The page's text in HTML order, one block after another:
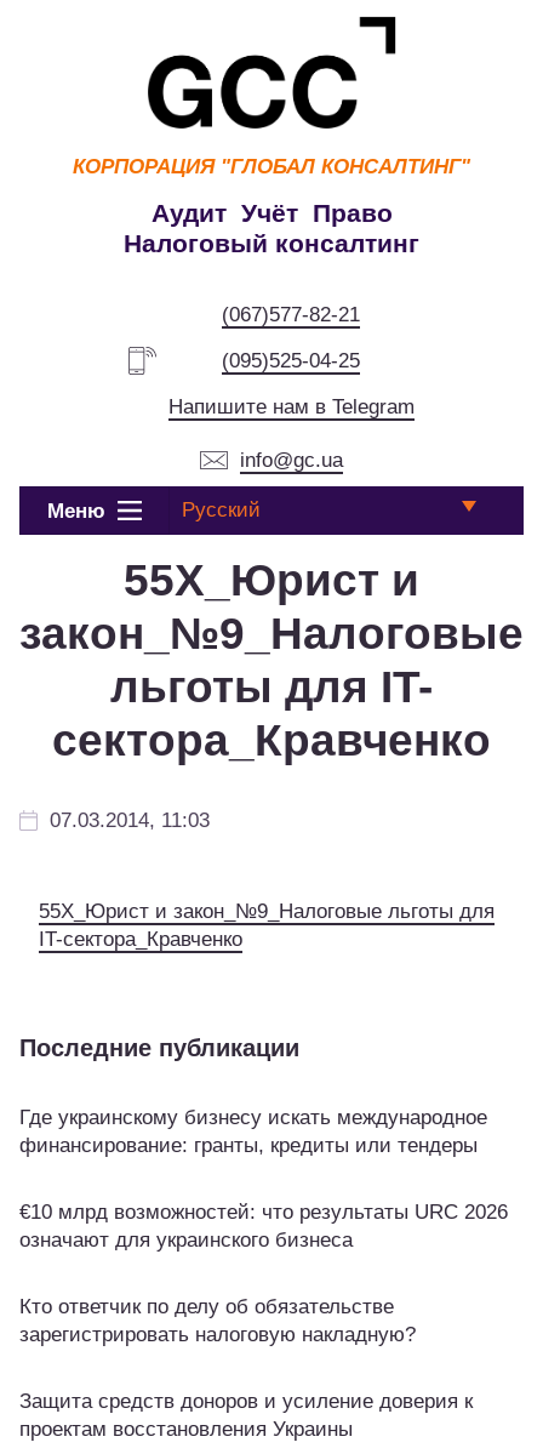
КОРПОРАЦИЯ "ГЛОБАЛ КОНСАЛТИНГ"
Аудит Учёт Право
Налоговый консалтинг
(067)577-82-21
(095)525-04-25
Напишите нам в Telegram
info@gc.ua
Меню Русский
55Х_Юрист и
закон_№9_Налоговые
льготы для IT-
сектора_Кравченко
07.03.2014, 11:03
55Х_Юрист и закон_№9_Налоговые льготы для
IT-сектора_Кравченко
Последние публикации
Где украинскому бизнесу искать международное
финансирование: гранты, кредиты или тендеры
€10 млрд возможностей: что результаты URC 2026
означают для украинского бизнеса
Кто ответчик по делу об обязательстве
зарегистрировать налоговую накладную?
Защита средств доноров и усиление доверия к
проектам восстановления Украины